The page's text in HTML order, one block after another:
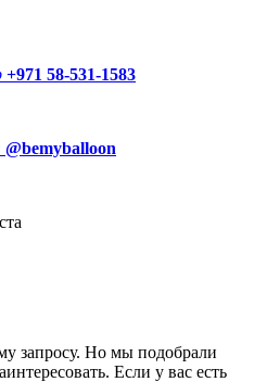
+971 58-531-1583
@bemyballoon
запросу. Но мы подобрали
Если у вас есть